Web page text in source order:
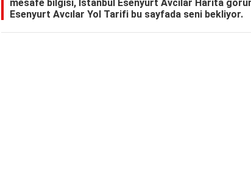
mesafe bilgisi, İstanbul Esenyurt Avcılar Harita
Esenyurt Avcılar Yol Tarifi bu sayfada seni bekliyor.